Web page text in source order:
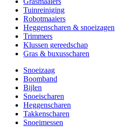
Tuinreiniging
Robotmaaiers
Heggenscharen & snoeizagen
Trimmers
Klussen gereedschap
Gras & buxusscharen
Snoeizaag
Boomband
Bijlen
Snoeischaren
Heggenscharen
Takkenscharen
Snoeimessen